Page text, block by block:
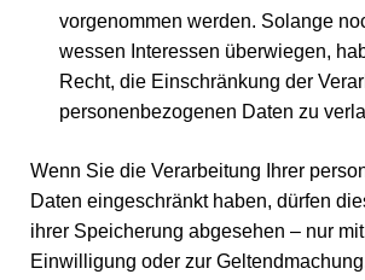
vorgenommen werden. Solange
wessen Interessen überwiegen,
Recht, die Einschränkung der
personenbezogenen Daten zu
Wenn Sie die Verarbeitung Ihrer
Daten eingeschränkt haben, dürfen
ihrer Speicherung abgesehen – nur
Einwilligung oder zur